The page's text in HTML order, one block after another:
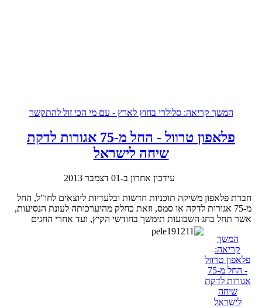
המשך קריאה: סלולרי בחוץ לארץ - עם מי הכי זול להתקשר
פלאפון טרוול - החל מ-75 אגורות לדקת
שיחה לישראל
עידכון אחרון ב-01 דצמבר 2013
חברת פלאפון משיקה תוכניות חדשות ובלעדיות ליוצאים לחו"ל, החל
מ-75 אגורות לדקה או סמס, וזאת כחלק מהיערכותה לעונת הנסיעות,
אשר תחל בחג השבועות תימשך בחודשי הקיץ, ועד אחרי החגים
המשך
קריאה:
פלאפון טרוול
- החל מ-75
אגורות לדקת
שיחה
לישראל